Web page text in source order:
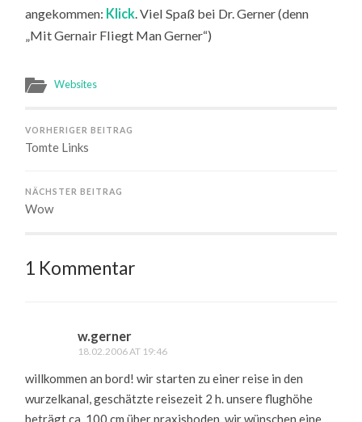
angekommen: Klick . Viel Spaß bei Dr. Gerner (denn
„Mit Gernair Fliegt Man Gerner“)
Websites
VORHERIGER BEITRAG
Tomte Links
NÄCHSTER BEITRAG
Wow
1 Kommentar
w.gerner
18.02.2006 AT 19:46
willkommen an bord! wir starten zu einer reise in den
wurzelkanal, geschätzte reisezeit 2 h. unsere flughöhe
beträgt ca. 100 cm über praxisboden. wir wünschen eine